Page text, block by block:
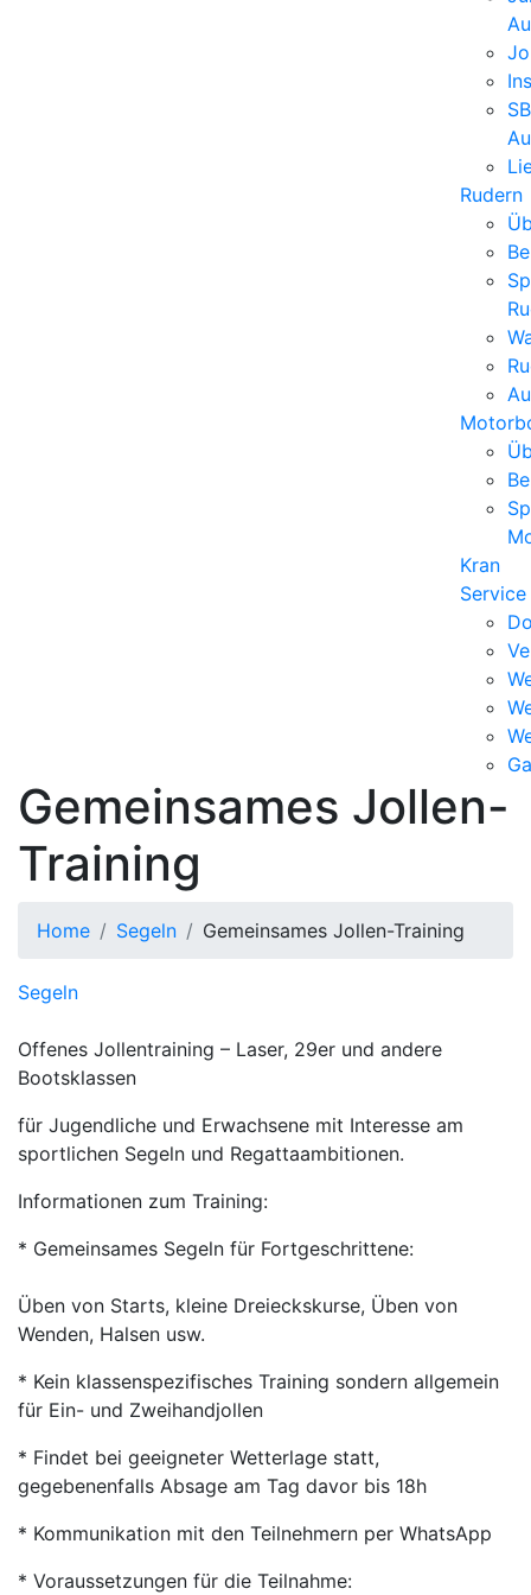
Rudern
Kran
Service
Gemeinsames Jollen-
Training
Home Segeln Gemeinsames Jollen-Training
Segeln
Offenes Jollentraining – Laser, 29er und andere
Bootsklassen
für Jugendliche und Erwachsene mit Interesse am
sportlichen Segeln und Regattaambitionen.
Informationen zum Training:
* Gemeinsames Segeln für Fortgeschrittene:
Üben von Starts, kleine Dreieckskurse, Üben von
Wenden, Halsen usw.
* Kein klassenspezifisches Training sondern allgemein
für Ein- und Zweihandjollen
* Findet bei geeigneter Wetterlage statt,
gegebenenfalls Absage am Tag davor bis 18h
* Kommunikation mit den Teilnehmern per WhatsApp
* Voraussetzungen für die Teilnahme: